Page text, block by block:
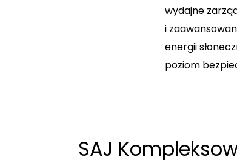
wydajne
i
energii
poziom
SAJ